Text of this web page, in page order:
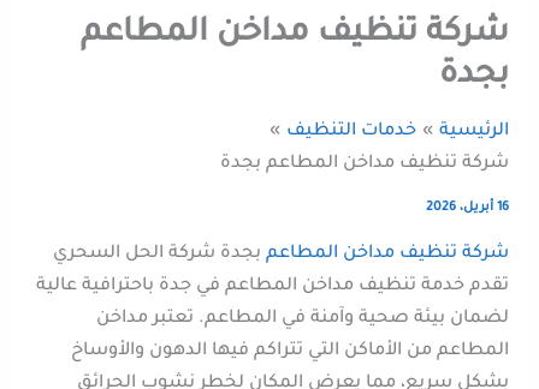
شركة تنظيف مداخن المطاعم
بجدة
الرئيسية
خدمات التنظيف
شركة تنظيف مداخن المطاعم بجدة
16 أبريل، 2026
شركة تنظيف مداخن المطاعم بجدة شركة الحل السحري
تقدم خدمة تنظيف مداخن المطاعم في جدة باحترافية عالية
لضمان بيئة صحية وآمنة في المطاعم. تعتبر مداخن
المطاعم من الأماكن التي تتراكم فيها الدهون والأوساخ
بشكل سريع، مما يعرض المكان لخطر نشوب الحرائق